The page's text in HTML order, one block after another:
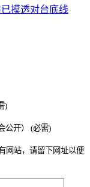
摸透对台底线
)
公开） (必需)
网站，请留下网址以便